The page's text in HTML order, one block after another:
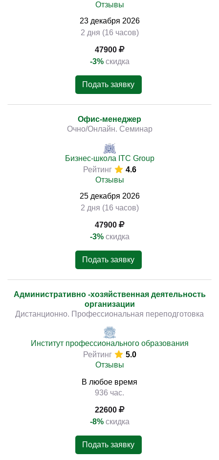
Отзывы
23 декабря 2026
2 дня (16 часов)
47900
-3% скидка
Подать заявку
Офис-менеджер
Очно/Онлайн. Семинар
Бизнес-школа ITC Group
Рейтинг
4.6
Отзывы
25 декабря 2026
2 дня (16 часов)
47900
-3% скидка
Подать заявку
Административно -хозяйственная деятельность
организации
Дистанционно. Профессиональная переподготовка
Институт профессионального образования
Рейтинг
5.0
Отзывы
В любое время
936 час.
22600
-8% скидка
Подать заявку